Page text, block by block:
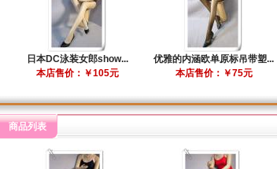
日本DC泳装女郎show...
本店售价：￥105元
优雅的内涵欧单原标吊带塑...
本店售价：￥75元
商品列表